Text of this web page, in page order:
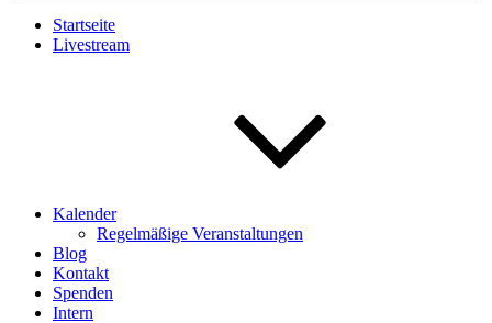
Startseite
Livestream
Kalender
Regelmäßige Veranstaltungen
Blog
Kontakt
Spenden
Intern